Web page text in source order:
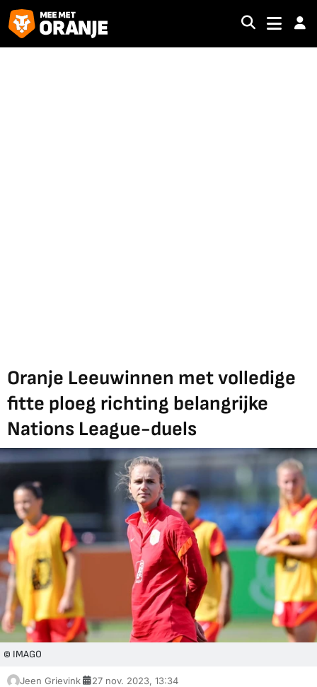
Oranje Leeuwinnen met volledige
fitte ploeg richting belangrijke
Nations League-duels
© IMAGO
Jeen Grievink 27 nov. 2023, 13:34